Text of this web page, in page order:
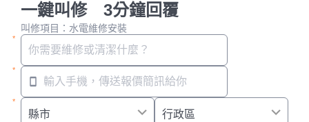
一鍵叫修 3分鐘回覆
叫修項目：水電維修安裝